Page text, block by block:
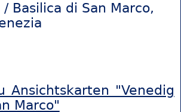
Basilica di San Marco,
Ansichtskarten "Venedig
Marco"